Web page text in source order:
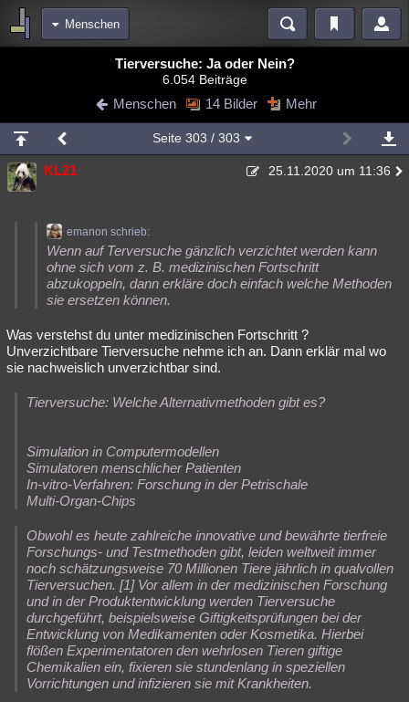
Menschen
Blogs Videos
Chat Wiki Neuigkeiten
meine Rubriken
Menschen Mystery Kriminalfälle
Umfragen Unterhaltung
weitere Rubriken
Philosophie Träume
Astronomie Helpdesk Gruppen Gaming
Musik Clash Verbesserungen
Übersichten
Lesenswert Schlüsselwörter
Tierversuche: Ja oder Nein?
6.054 Beiträge
Menschen 14 Bilder Mehr
Seite 303 / 303
KL21 25.11.2020 um 11:36
emanon schrieb:
Wenn auf Terversuche gänzlich verzichtet werden kann
ohne sich vom z. B. medizinischen Fortschritt
abzukoppeln, dann erkläre doch einfach welche Methoden
sie ersetzen können.
Was verstehst du unter medizinischen Fortschritt ?
Unverzichtbare Tierversuche nehme ich an. Dann erklär mal wo
sie nachweislich unverzichtbar sind.
Tierversuche: Welche Alternativmethoden gibt es?
Simulation in Computermodellen
Simulatoren menschlicher Patienten
In-vitro-Verfahren: Forschung in der Petrischale
Multi-Organ-Chips
Obwohl es heute zahlreiche innovative und bewährte tierfreie
Forschungs- und Testmethoden gibt, leiden weltweit immer
noch schätzungsweise 70 Millionen Tiere jährlich in qualvollen
Tierversuchen. [1] Vor allem in der medizinischen Forschung
und in der Produktentwicklung werden Tierversuche
durchgeführt, beispielsweise Giftigkeitsprüfungen bei der
Entwicklung von Medikamenten oder Kosmetika. Hierbei
flößen Experimentatoren den wehrlosen Tieren giftige
Chemikalien ein, fixieren sie stundenlang in speziellen
Vorrichtungen und infizieren sie mit Krankheiten.